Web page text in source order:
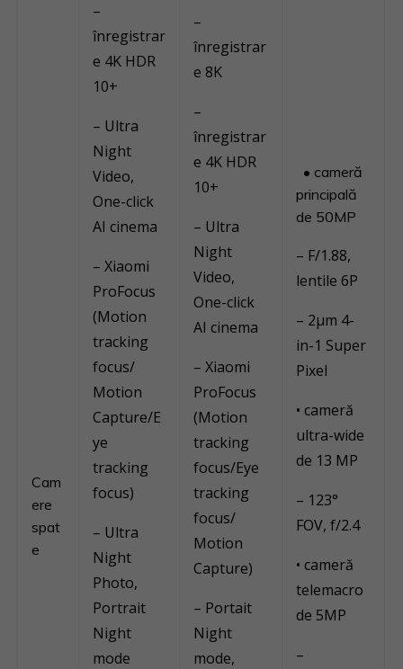
Cam
ere
spat
e
–
înregistrar
e 4K HDR
10+
– Ultra
Night
Video,
One-click
AI cinema
– Xiaomi
ProFocus
(Motion
tracking
focus/
Motion
Capture/E
ye
tracking
focus)
– Ultra
Night
Photo,
Portrait
Night
mode
–
înregistrar
e 8K
–
înregistrar
e 4K HDR
10+
– Ultra
Night
Video,
One-click
AI cinema
– Xiaomi
ProFocus
(Motion
tracking
focus/Eye
tracking
focus/
Motion
Capture)
– Portait
Night
mode,
• cameră
principală
de 50MP
– F/1.88,
lentile 6P
– 2μm 4-
in-1 Super
Pixel
• cameră
ultra-wide
de 13 MP
– 123°
FOV, f/2.4
• cameră
telemacro
de 5MP
–